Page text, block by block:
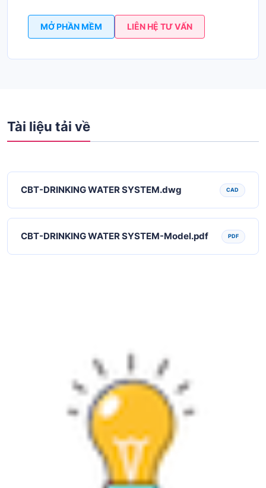
MỞ PHẦN MỀM LIÊN HỆ TƯ VẤN
Tài liệu tải về
CBT-DRINKING WATER SYSTEM.dwg CAD
CBT-DRINKING WATER SYSTEM-Model.pdf PDF